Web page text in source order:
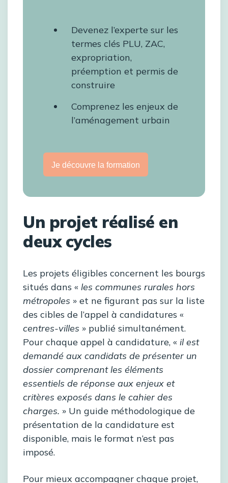
Devenez l’experte sur les
termes clés PLU, ZAC,
expropriation,
préemption et permis de
construire
Comprenez les enjeux de
l’aménagement urbain
Je découvre la formation
Un projet réalisé en
deux cycles
Les projets éligibles concernent les bourgs
situés dans « les communes rurales hors
métropoles » et ne figurant pas sur la liste
des cibles de l’appel à candidatures «
centres-villes » publié simultanément.
Pour chaque appel à candidature, « il est
demandé aux candidats de présenter un
dossier comprenant les éléments
essentiels de réponse aux enjeux et
critères exposés dans le cahier des
charges. » Un guide méthodologique de
présentation de la candidature est
disponible, mais le format n’est pas
imposé.
Pour mieux accompagner chaque projet,